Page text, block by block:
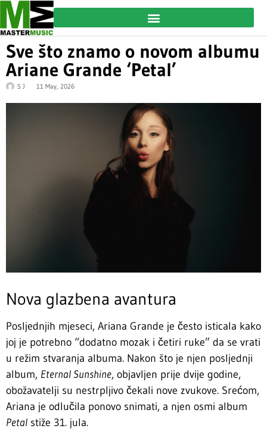
Sve što znamo o novom albumu
Ariane Grande ‘Petal’
S J 11 May, 2026
Nova glazbena avantura
Posljednjih mjeseci, Ariana Grande je često isticala kako
joj je potrebno “dodatno mozak i četiri ruke” da se vrati
u režim stvaranja albuma. Nakon što je njen posljednji
album, Eternal Sunshine, objavljen prije dvije godine,
obožavatelji su nestrpljivo čekali nove zvukove. Srećom,
Ariana je odlučila ponovo snimati, a njen osmi album
Petal stiže 31. jula.